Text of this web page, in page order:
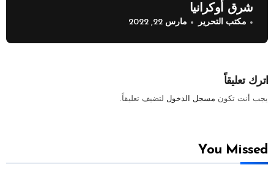
شرق أوكرانيا
مكتب التحرير مارس 22, 2022
اترك تعليقاً
يجب أنت تكون مسجل الدخول لتضيف تعليقاً.
You Missed